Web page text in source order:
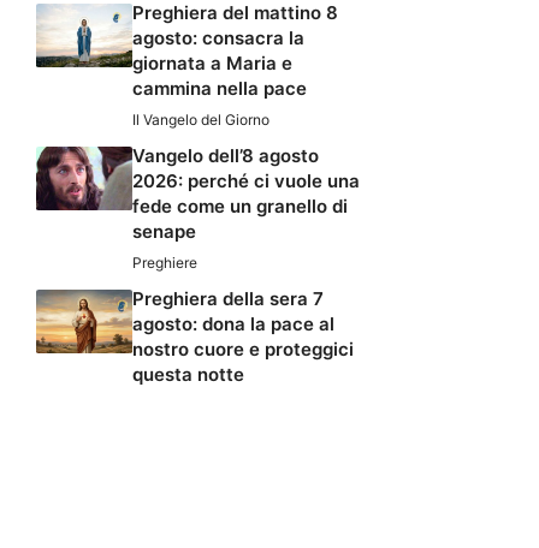
Preghiera del mattino 8
agosto: consacra la
giornata a Maria e
cammina nella pace
Il Vangelo del Giorno
Vangelo dell’8 agosto
2026: perché ci vuole una
fede come un granello di
senape
Preghiere
Preghiera della sera 7
agosto: dona la pace al
nostro cuore e proteggici
questa notte